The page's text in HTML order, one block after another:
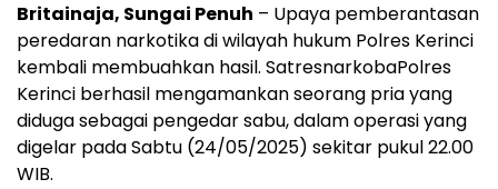
Britainaja, Sungai Penuh – Upaya pemberantasan
peredaran narkotika di wilayah hukum Polres Kerinci
kembali membuahkan hasil. SatresnarkobaPolres
Kerinci berhasil mengamankan seorang pria yang
diduga sebagai pengedar sabu, dalam operasi yang
digelar pada Sabtu (24/05/2025) sekitar pukul 22.00
WIB.